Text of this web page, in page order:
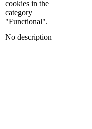
cookies in the
category
"Functional".
No description